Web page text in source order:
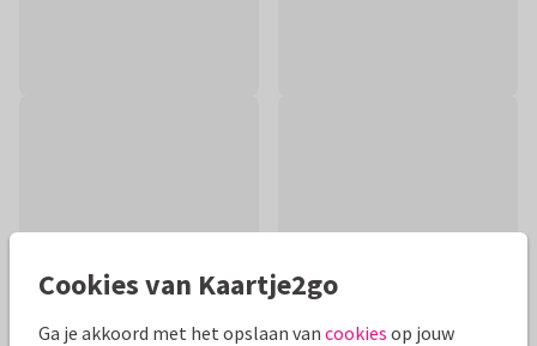
Cookies van Kaartje2go
Ga je akkoord met het opslaan van cookies op jouw